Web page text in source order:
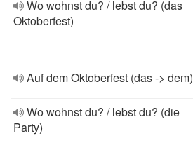
Wo wohnst du? / lebst du? (das
Oktoberfest)
Auf dem Oktoberfest (das -> dem)
Wo wohnst du? / lebst du? (die
Party)